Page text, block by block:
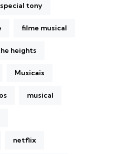
tony
filme musical
heights
Musicais
musical
netflix